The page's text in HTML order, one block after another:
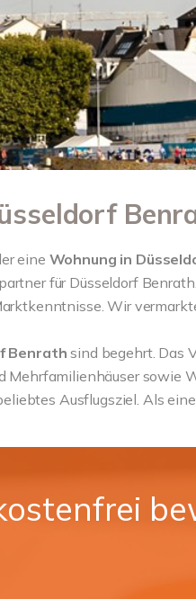
eine Wohnung in
für Düsseldorf
Wir
Benrathsind begehrt. Das
Mehrfamilienhäuser sowie
Ausflugsziel. Als